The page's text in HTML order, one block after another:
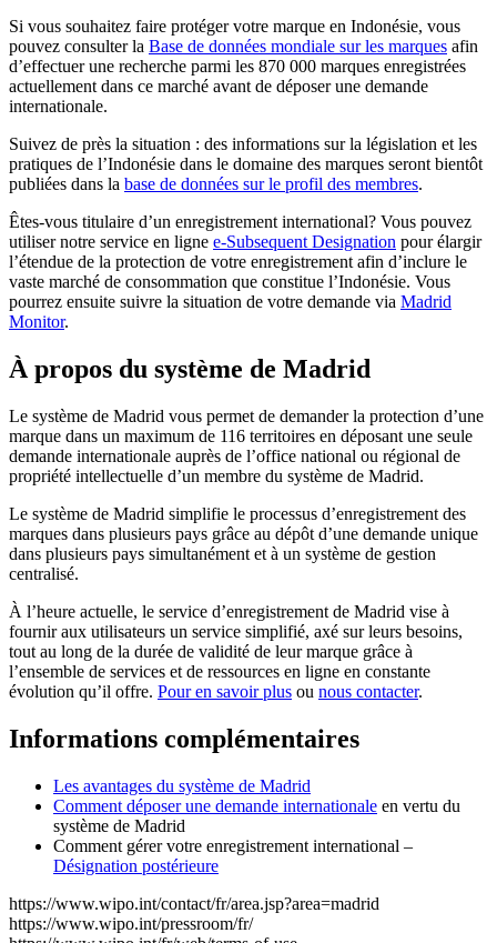
Si vous souhaitez faire protéger votre marque en Indonésie, vous
pouvez consulter la Base de données mondiale sur les marques afin
d’effectuer une recherche parmi les 870 000 marques enregistrées
actuellement dans ce marché avant de déposer une demande
internationale.
Suivez de près la situation : des informations sur la législation et les
pratiques de l’Indonésie dans le domaine des marques seront bientôt
publiées dans la base de données sur le profil des membres.
Êtes-vous titulaire d’un enregistrement international? Vous pouvez
utiliser notre service en ligne e-Subsequent Designation pour élargir
l’étendue de la protection de votre enregistrement afin d’inclure le
vaste marché de consommation que constitue l’Indonésie. Vous
pourrez ensuite suivre la situation de votre demande via Madrid
Monitor.
À propos du système de Madrid
Le système de Madrid vous permet de demander la protection d’une
marque dans un maximum de 116 territoires en déposant une seule
demande internationale auprès de l’office national ou régional de
propriété intellectuelle d’un membre du système de Madrid.
Le système de Madrid simplifie le processus d’enregistrement des
marques dans plusieurs pays grâce au dépôt d’une demande unique
dans plusieurs pays simultanément et à un système de gestion
centralisé.
À l’heure actuelle, le service d’enregistrement de Madrid vise à
fournir aux utilisateurs un service simplifié, axé sur leurs besoins,
tout au long de la durée de validité de leur marque grâce à
l’ensemble de services et de ressources en ligne en constante
évolution qu’il offre. Pour en savoir plus ou nous contacter.
Informations complémentaires
Les avantages du système de Madrid
Comment déposer une demande internationale en vertu du
système de Madrid
Comment gérer votre enregistrement international –
Désignation postérieure
https://www.wipo.int/contact/fr/area.jsp?area=madrid
https://www.wipo.int/pressroom/fr/